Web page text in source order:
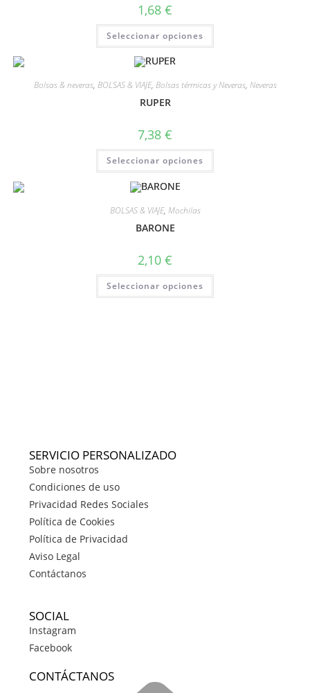
1,68 €
Seleccionar opciones
Bolsas & neveras, BOLSAS & VIAJE, Bolsas térmicas y Neveras, Neveras
RUPER
7,38 €
Seleccionar opciones
BOLSAS & VIAJE, Mochilas
BARONE
2,10 €
Seleccionar opciones
SERVICIO PERSONALIZADO
Sobre nosotros
Condiciones de uso
Privacidad Redes Sociales
Política de Cookies
Política de Privacidad
Aviso Legal
Contáctanos
SOCIAL
Instagram
Facebook
CONTÁCTANOS